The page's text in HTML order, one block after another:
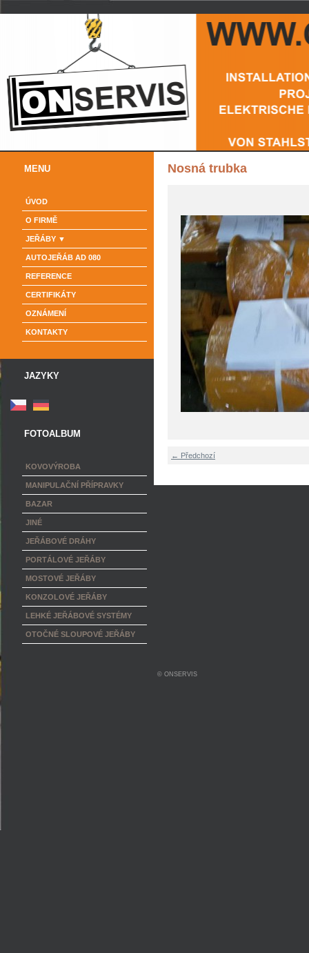
Nosná trubka
← Předchozí
MENU
ÚVOD
O FIRMĚ
JEŘÁBY
AUTOJEŘÁB AD 080
REFERENCE
CERTIFIKÁTY
OZNÁMENÍ
KONTAKTY
JAZYKY
FOTOALBUM
KOVOVÝROBA
MANIPULAČNÍ PŘÍPRAVKY
BAZAR
JINÉ
JEŘÁBOVÉ DRÁHY
PORTÁLOVÉ JEŘÁBY
MOSTOVÉ JEŘÁBY
KONZOLOVÉ JEŘÁBY
LEHKÉ JEŘÁBOVÉ SYSTÉMY
OTOČNÉ SLOUPOVÉ JEŘÁBY
© ONSERVIS